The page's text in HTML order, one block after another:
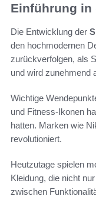
Einführung in
Die Entwicklung der
den hochmodernen
zurückverfolgen, als
und wird zunehmend
Wichtige
und Fitness-Ikonen
hatten. Marken wie
revolutioniert.
Heutzutage spielen
Kleidung, die nicht
zwischen